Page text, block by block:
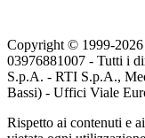
Copyright © 1999-2026
03976881007 - Tutti i
S.p.A. - RTI S.p.A.,
Bassi) - Uffici Viale
Rispetto ai contenuti e